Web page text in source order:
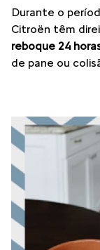
Durante o
Citroën têm
reboque 24
de pane ou